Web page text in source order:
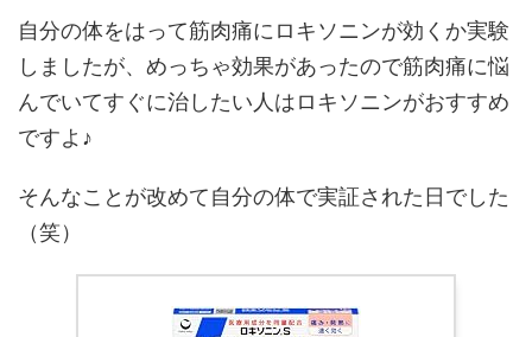
自分の体をはって筋肉痛にロキソニンが効くか実験
しましたが、めっちゃ効果があったので筋肉痛に悩
んでいてすぐに治したい人はロキソニンがおすすめ
ですよ♪
そんなことが改めて自分の体で実証された日でした
（笑）